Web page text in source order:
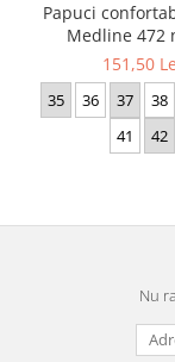
Papuci
Medline 472
151,50
35 36 37 38
41
42
Nu